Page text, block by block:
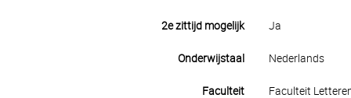
2e zittijd mogelijk Ja
Onderwijstaal Nederlands
Faculteit Faculteit